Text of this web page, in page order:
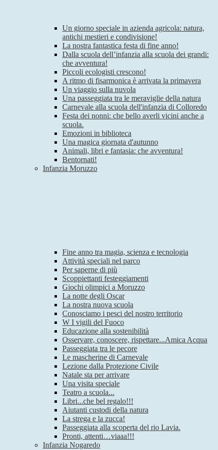
Un giorno speciale in azienda agricola: natura,
antichi mestieri e condivisione!
La nostra fantastica festa di fine anno!
Dalla scuola dell’infanzia alla scuola dei grandi:
che avventura!
Piccoli ecologisti crescono!
A ritmo di fisarmonica è arrivata la primavera
Un viaggio sulla nuvola
Una passeggiata tra le meraviglie della natura
Carnevale alla scuola dell'infanzia di Colloredo
Festa dei nonni: che bello averli vicini anche a
scuola.
Emozioni in biblioteca
Una magica giornata d'autunno
Animali, libri e fantasia: che avventura!
Bentornati!
Infanzia Moruzzo
Fine anno tra magia, scienza e tecnologia
Attività speciali nel parco
Per saperne di più
Scoppiettanti festeggiamenti
Giochi olimpici a Moruzzo
La notte degli Oscar
La nostra nuova scuola
Conosciamo i pesci del nostro territorio
W I vigili del Fuoco
Educazione alla sostenibilità
Osservare, conoscere, rispettare...Amica Acqua
Passeggiata tra le pecore
Le mascherine di Carnevale
Lezione dalla Protezione Civile
Natale sta per arrivare
Una visita speciale
Teatro a scuola...
Libri...che bel regalo!!!
Aiutanti custodi della natura
La strega e la zucca!
Passeggiata alla scoperta del rio Lavia.
Pronti, attenti…viaaa!!!
Infanzia Nogaredo